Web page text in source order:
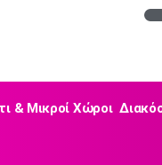
& Μικροί Χώροι